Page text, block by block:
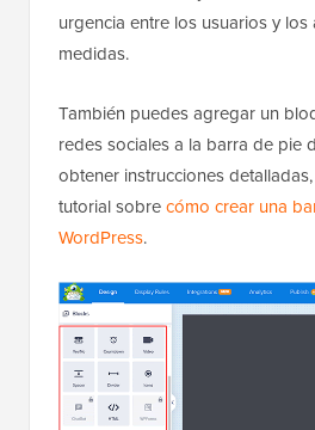
urgencia entre los usuarios y
medidas.
También puedes agregar un
redes sociales a la barra de pie
obtener instrucciones
tutorial sobrecómo crear una
WordPress.